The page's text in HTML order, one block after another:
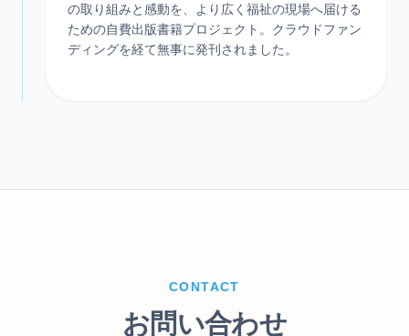
の取り組みと感動を、より広く福祉の現場へ届ける
ための自費出版書籍プロジェクト。クラウドファン
ディングを経て無事に発刊されました。
CONTACT
お問い合わせ